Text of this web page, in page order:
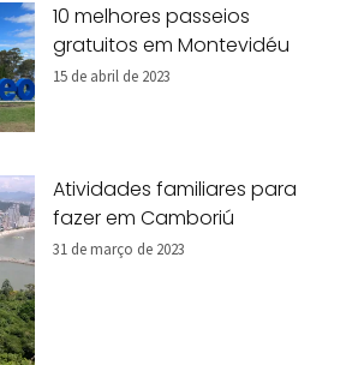
10 melhores passeios
gratuitos em Montevidéu
15 de abril de 2023
Atividades familiares para
fazer em Camboriú
31 de março de 2023